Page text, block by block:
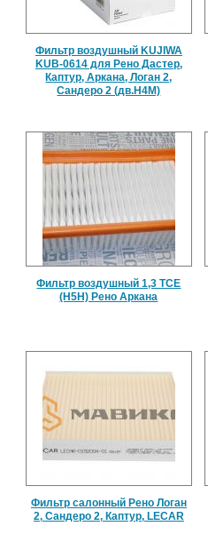
Фильтр воздушный KUJIWA
KUB-0614 для Рено Дастер,
Каптур, Аркана, Логан 2,
Сандеро 2 (дв.Н4М)
Фильтр воздушный 1,3 TCE
(H5H) Рено Аркана
Фильтр салонный Рено Логан
2, Сандеро 2, Каптур, LECAR